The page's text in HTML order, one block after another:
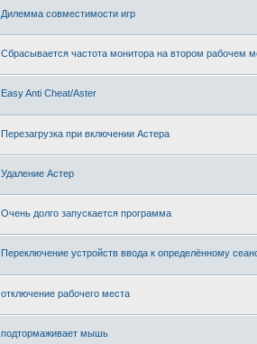
Дилемма совместимости игр
Сбрасывается частота монитора на втором рабочем
Easy Anti Cheat/Aster⁠⁠
Перезагрузка при включении Астера
Удаление Астер
Очень долго запускается программа
Переключение устройств ввода к определённому
отключение рабочего места
подтормаживает мышь